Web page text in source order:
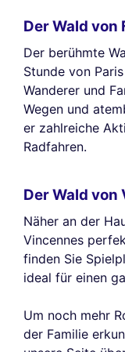
Der Wald von
Der berühmte
Stunde von
Wanderer und
Wegen und
er zahlreiche
Radfahren.
Der Wald von
Näher an der
Vincennes
finden Sie
ideal für einen
Um noch mehr
der Familie